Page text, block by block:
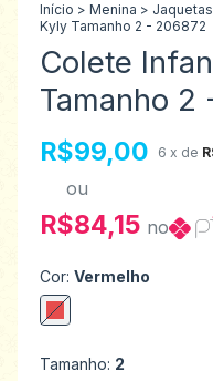
Início > Menina >
Kyly Tamanho 2 - 206872
Colete
Tamanho
R$99,00 6 x de
ou
R$84,15 no
Cor: Vermelho
Tamanho: 2